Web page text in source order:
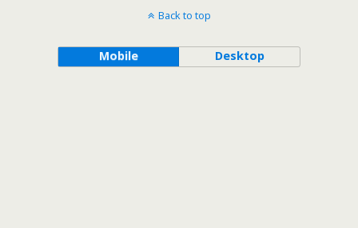
Back to top
Mobile Desktop